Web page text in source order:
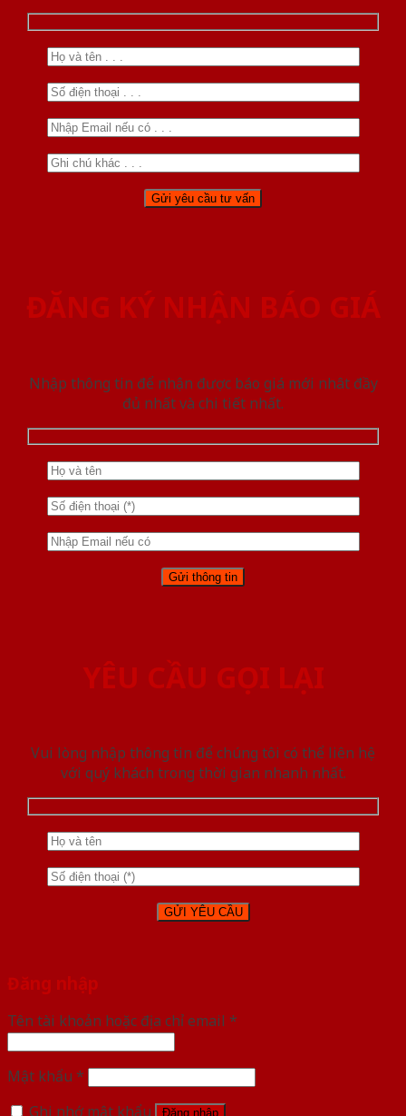
ĐĂNG KÝ NHẬN BÁO GIÁ
Nhập thông tin để nhận được báo giá mới nhât đầy
đủ nhất và chi tiết nhất.
YÊU CẦU GỌI LẠI
Vui lòng nhập thông tin để chúng tôi có thể liên hệ
với quý khách trong thời gian nhanh nhất.
Đăng nhập
Tên tài khoản hoặc địa chỉ email *
Mật khẩu *
Ghi nhớ mật khẩu
Đăng nhập